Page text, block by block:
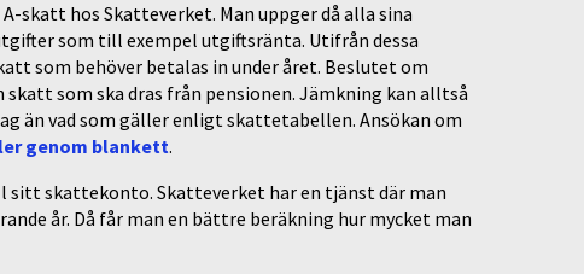
skatt hos Skatteverket. Man uppger då alla sina
som till exempel utgiftsränta. Utifrån dessa
som behöver betalas in under året. Beslutet om
som ska dras från pensionen. Jämkning kan alltså
än vad som gäller enligt skattetabellen. Ansökan om
genom blankett.
skattekonto. Skatteverket har en tjänst där man
år. Då får man en bättre beräkning hur mycket man